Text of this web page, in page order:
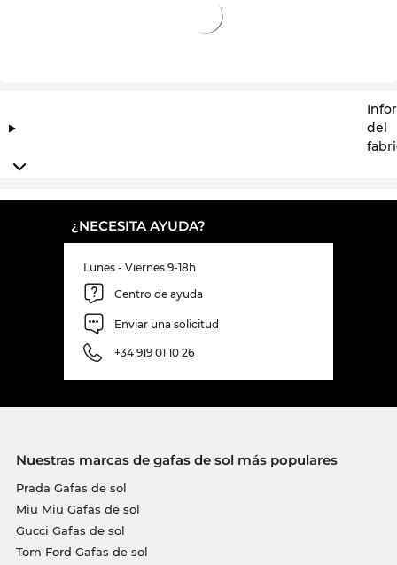
del
¿NECESITA AYUDA?
Lunes - Viernes 9-18h
Centro de ayuda
Enviar una solicitud
+34 919 01 10 26
Nuestras marcas de gafas de sol más populares
Prada Gafas de sol
Miu Miu Gafas de sol
Gucci Gafas de sol
Tom Ford Gafas de sol